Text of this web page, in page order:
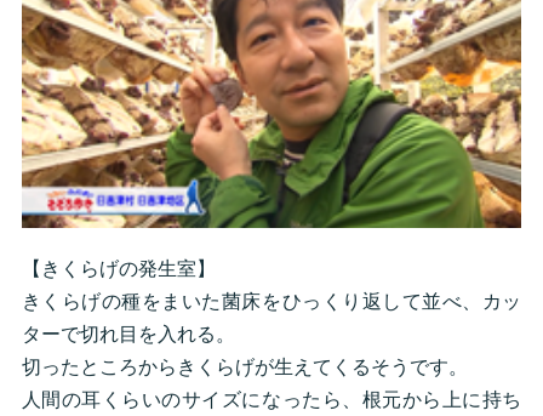
【きくらげの発生室】
きくらげの種をまいた菌床をひっくり返して並べ、カッ
ターで切れ目を入れる。
切ったところからきくらげが生えてくるそうです。
人間の耳くらいのサイズになったら、根元から上に持ち